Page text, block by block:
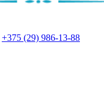
+375 (29) 986-13-88